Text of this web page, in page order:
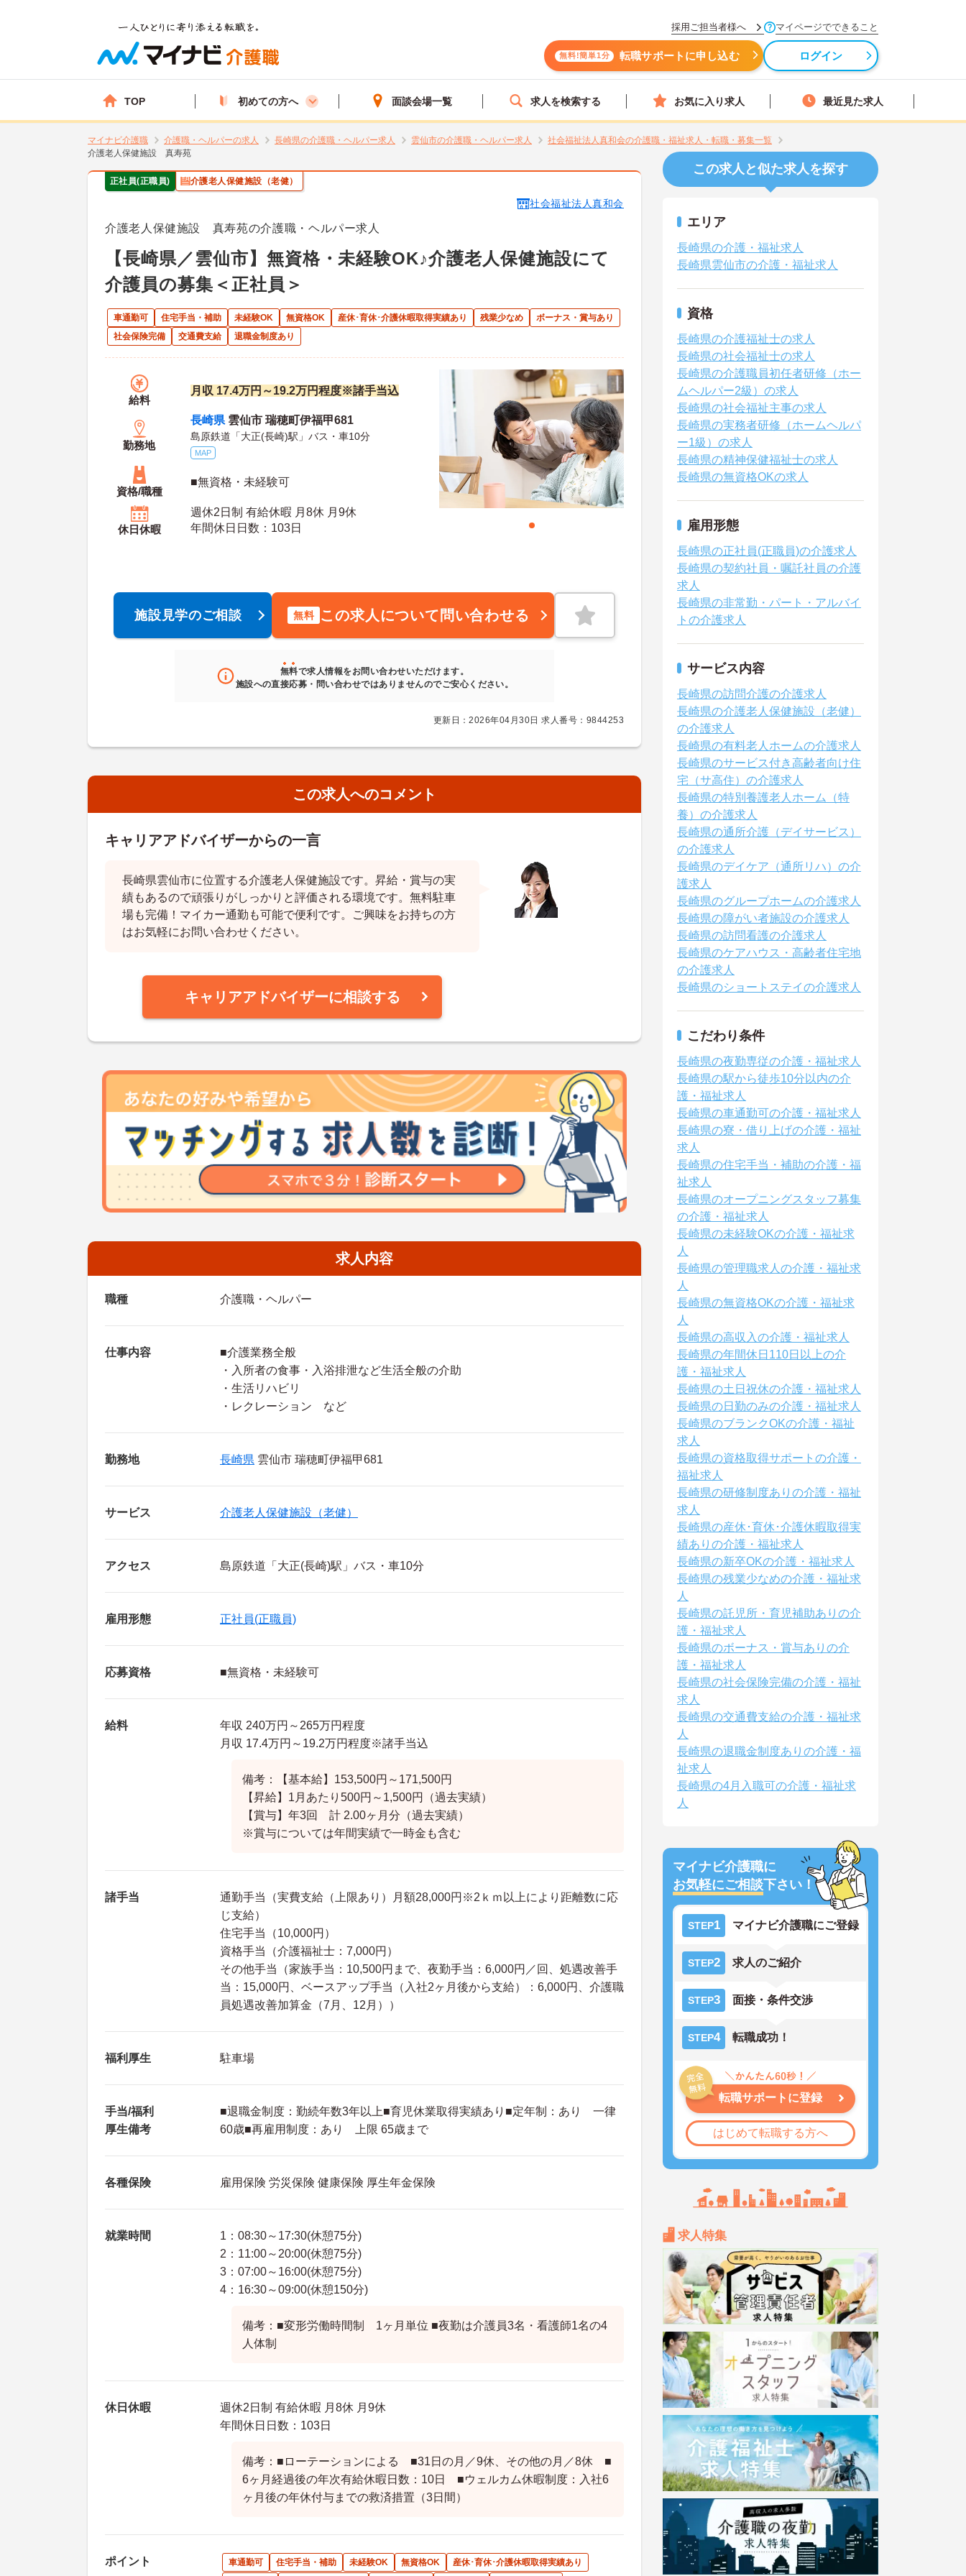
採用ご担当者様へ マイページでできること
無料!簡単1分 転職サポートに申し込む ログイン
TOP 初めての方へ 面談会場一覧 求人を検索する お気に入り求人 最近見た求人
マイナビ介護職 介護職・ヘルパーの求人 長崎県の介護職・ヘルパー求人 雲仙市の介護職・ヘルパー求人
社会福祉法人真和会の介護職・福祉求人・転職・募集一覧
介護老人保健施設 真寿苑
正社員(正職員) 介護老人保健施設（老健）
社会福祉法人真和会
介護老人保健施設 真寿苑の介護職・ヘルパー求人
【長崎県／雲仙市】無資格・未経験OK♪介護老人保健施設にて
介護員の募集＜正社員＞
車通勤可 住宅手当・補助 未経験OK 無資格OK 産休･育休･介護休暇取得実績あり 残業少なめ
ボーナス・賞与あり
社会保険完備
交通費支給 退職金制度あり
給料
月収 17.4万円～19.2万円程度※諸手当込
勤務地
長崎県 雲仙市 瑞穂町伊福甲681
島原鉄道「大正(長崎)駅」バス・車10分
MAP
資格/職種
■無資格・未経験可
休日休暇
週休2日制 有給休暇 月8休 月9休
年間休日日数：103日
施設見学のご相談 無料 この求人について問い合わせる
無料で求人情報をお問い合わせいただけます。
施設への直接応募・問い合わせではありませんのでご安心ください。
更新日：2026年04月30日 求人番号：9844253
この求人へのコメント
キャリアアドバイザーからの一言
長崎県雲仙市に位置する介護老人保健施設です。昇給・賞与の実
績もあるので頑張りがしっかりと評価される環境です。無料駐車
場も完備！マイカー通勤も可能で便利です。ご興味をお持ちの方
はお気軽にお問い合わせください。
キャリアアドバイザーに相談する
求人内容
職種 介護職・ヘルパー
仕事内容
■介護業務全般
・入所者の食事・入浴排泄など生活全般の介助
・生活リハビリ
・レクレーション など
勤務地 長崎県 雲仙市 瑞穂町伊福甲681
サービス 介護老人保健施設（老健）
アクセス 島原鉄道「大正(長崎)駅」バス・車10分
雇用形態 正社員(正職員)
応募資格 ■無資格・未経験可
給料
年収 240万円～265万円程度
月収 17.4万円～19.2万円程度※諸手当込
備考：【基本給】153,500円～171,500円
【昇給】1月あたり500円～1,500円（過去実績）
【賞与】年3回 計 2.00ヶ月分（過去実績）
※賞与については年間実績で一時金も含む
諸手当
通勤手当（実費支給（上限あり）月額28,000円※2ｋｍ以上により距離数に応
じ支給）
住宅手当（10,000円）
資格手当（介護福祉士：7,000円）
その他手当（家族手当：10,500円まで、夜勤手当：6,000円／回、処遇改善手
当：15,000円、ベースアップ手当（入社2ヶ月後から支給）：6,000円、介護職
員処遇改善加算金（7月、12月））
福利厚生 駐車場
手当/福利
厚生備考
■退職金制度：勤続年数3年以上■育児休業取得実績あり■定年制：あり 一律
60歳■再雇用制度：あり 上限 65歳まで
各種保険 雇用保険 労災保険 健康保険 厚生年金保険
就業時間
1：08:30～17:30(休憩75分)
2：11:00～20:00(休憩75分)
3：07:00～16:00(休憩75分)
4：16:30～09:00(休憩150分)
備考：■変形労働時間制 1ヶ月単位 ■夜勤は介護員3名・看護師1名の4
人体制
休日休暇
週休2日制 有給休暇 月8休 月9休
年間休日日数：103日
備考：■ローテーションによる ■31日の月／9休、その他の月／8休 ■
6ヶ月経過後の年次有給休暇日数：10日 ■ウェルカム休暇制度：入社6
ヶ月後の年休付与までの救済措置（3日間）
ポイント 車通勤可 住宅手当・補助 未経験OK 無資格OK 産休･育休･介護休暇取得実績あり
この求人と似た求人を探す
エリア
長崎県の介護・福祉求人
長崎県雲仙市の介護・福祉求人
資格
長崎県の介護福祉士の求人
長崎県の社会福祉士の求人
長崎県の介護職員初任者研修（ホー
ムヘルパー2級）の求人
長崎県の社会福祉主事の求人
長崎県の実務者研修（ホームヘルパ
ー1級）の求人
長崎県の精神保健福祉士の求人
長崎県の無資格OKの求人
雇用形態
長崎県の正社員(正職員)の介護求人
長崎県の契約社員・嘱託社員の介護
求人
長崎県の非常勤・パート・アルバイ
トの介護求人
サービス内容
長崎県の訪問介護の介護求人
長崎県の介護老人保健施設（老健）
の介護求人
長崎県の有料老人ホームの介護求人
長崎県のサービス付き高齢者向け住
宅（サ高住）の介護求人
長崎県の特別養護老人ホーム（特
養）の介護求人
長崎県の通所介護（デイサービス）
の介護求人
長崎県のデイケア（通所リハ）の介
護求人
長崎県のグループホームの介護求人
長崎県の障がい者施設の介護求人
長崎県の訪問看護の介護求人
長崎県のケアハウス・高齢者住宅地
の介護求人
長崎県のショートステイの介護求人
こだわり条件
長崎県の夜勤専従の介護・福祉求人
長崎県の駅から徒歩10分以内の介
護・福祉求人
長崎県の車通勤可の介護・福祉求人
長崎県の寮・借り上げの介護・福祉
求人
長崎県の住宅手当・補助の介護・福
祉求人
長崎県のオープニングスタッフ募集
の介護・福祉求人
長崎県の未経験OKの介護・福祉求
人
長崎県の管理職求人の介護・福祉求
人
長崎県の無資格OKの介護・福祉求
人
長崎県の高収入の介護・福祉求人
長崎県の年間休日110日以上の介
護・福祉求人
長崎県の土日祝休の介護・福祉求人
長崎県の日勤のみの介護・福祉求人
長崎県のブランクOKの介護・福祉
求人
長崎県の資格取得サポートの介護・
福祉求人
長崎県の研修制度ありの介護・福祉
求人
長崎県の産休･育休･介護休暇取得実
績ありの介護・福祉求人
長崎県の新卒OKの介護・福祉求人
長崎県の残業少なめの介護・福祉求
人
長崎県の託児所・育児補助ありの介
護・福祉求人
長崎県のボーナス・賞与ありの介
護・福祉求人
長崎県の社会保険完備の介護・福祉
求人
長崎県の交通費支給の介護・福祉求
人
長崎県の退職金制度ありの介護・福
祉求人
長崎県の4月入職可の介護・福祉求
人
マイナビ介護職に
お気軽にご相談下さい！
STEP1 マイナビ介護職にご登録
STEP2 求人のご紹介
STEP3 面接・条件交渉
STEP4 転職成功！
転職サポートに登録
はじめて転職する方へ
求人特集